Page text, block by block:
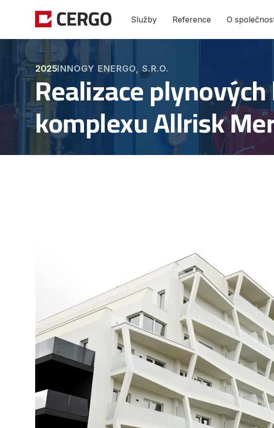
Služby Reference O
2025INNOGY ENERGO, S.R.O.
Realizace
komplexu Allrisk